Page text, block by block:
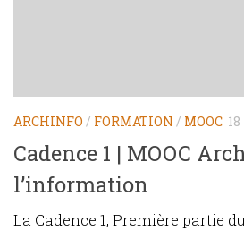
ARCHINFO / FORMATION / MOOC
Cadence 1 | MOOC
l’information
La Cadence 1, Première partie